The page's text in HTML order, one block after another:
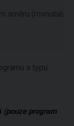
směru
a typu
(pouze program